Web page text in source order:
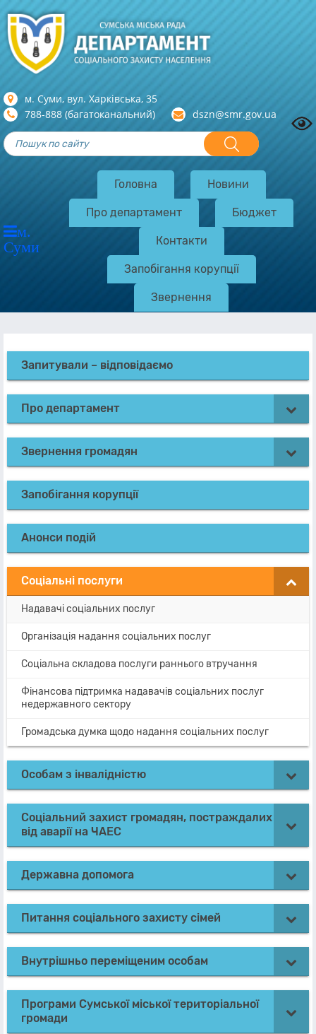
м. Суми, вул. Харкiвська, 35
788-888 (багатоканальний)
dszn@smr.gov.ua
м.
Суми
Головна Новини
Про департамент Бюджет
Контакти
Запобігання корупції
Звернення
Запитували – відповідаємо
Про департамент
Звернення громадян
Запобігання корупції
Анонси подій
Соціальні послуги
Надавачі соціальних послуг
Організація надання соціальних послуг
Соціальна складова послуги раннього втручання
Фінансова підтримка надавачів соціальних послуг
недержавного сектору
Громадська думка щодо надання соціальних послуг
Особам з інвалідністю
Соціальний захист громадян, постраждалих
від аварії на ЧАЕС
Державна допомога
Питання соціального захисту сімей
Внутрішньо переміщеним особам
Програми Сумської міської територіальної
громади